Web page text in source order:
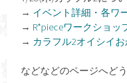
→ イベント詳細・各ワ
→ R*pieceワークショッ
→ カラフル2オイシイ
などなどのページへど